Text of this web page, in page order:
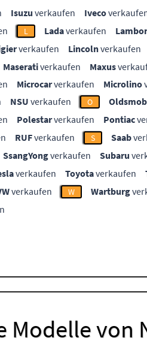
Isuzu verkaufen Iveco
L Ladaverkaufen
verkaufen Lincolnverkaufen
Maserativerkaufen Maxus
Microcarverkaufen Microlino
NSU verkaufen O
Polestarverkaufen Pontiac
RUFverkaufen S Saab
SsangYongverkaufen Subaru
verkaufen Toyotaverkaufen
verkaufen W Wartburg
Modelle von